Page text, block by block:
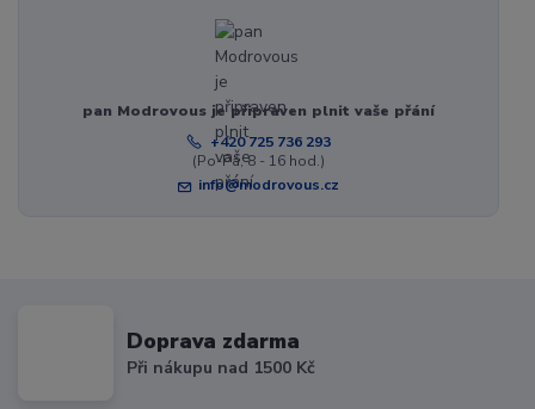
pan Modrovous je připraven plnit vaše přání
+420 725 736 293
(Po-Pá, 8 - 16 hod.)
info@modrovous.cz
Doprava zdarma
Při nákupu nad 1500 Kč